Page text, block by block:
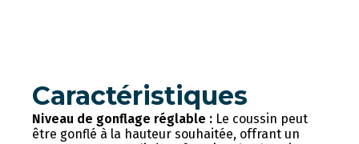
Caractéristiques
Niveau de gonflage réglable : Le coussin peut
être gonflé à la hauteur souhaitée, offrant un